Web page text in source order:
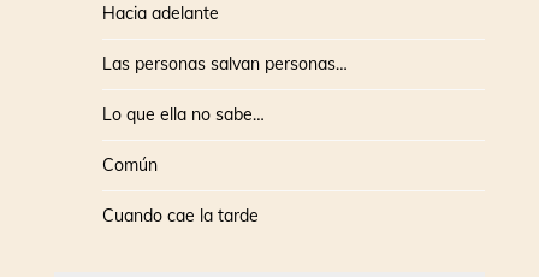
Hacia adelante
Las personas salvan personas…
Lo que ella no sabe…
Común
Cuando cae la tarde